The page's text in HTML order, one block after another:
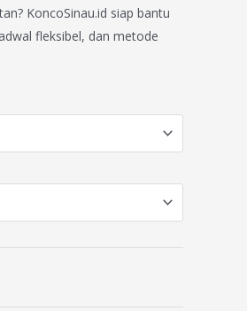
KoncoSinau.id siap bantu
fleksibel, dan metode